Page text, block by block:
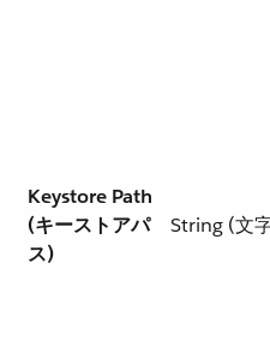
Keystore Path
(キーストアパ
ス)
String (文